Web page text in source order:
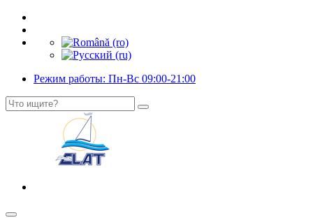
Режим работы: Пн-Вс 09:00-21:00